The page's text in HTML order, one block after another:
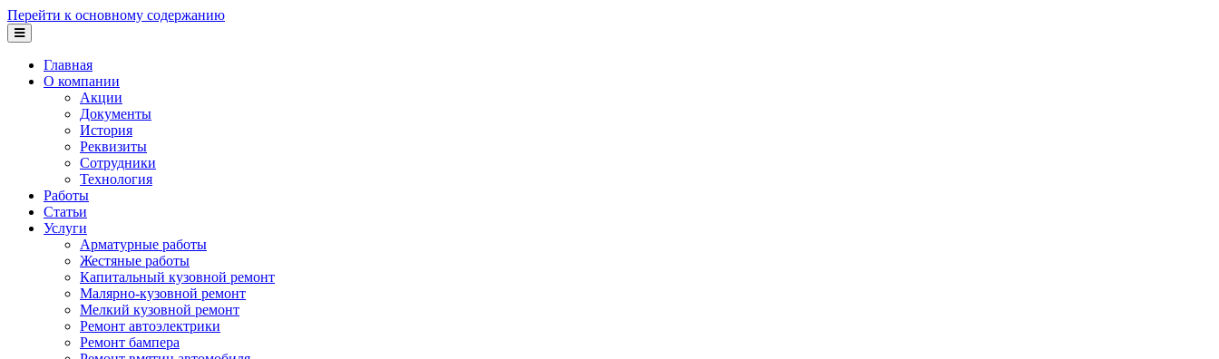
Перейти к основному содержанию
Главная
О компании
Акции
Документы
История
Реквизиты
Сотрудники
Технология
Работы
Статьи
Услуги
Арматурные работы
Жестяные работы
Капитальный кузовной ремонт
Малярно-кузовной ремонт
Мелкий кузовной ремонт
Ремонт автоэлектрики
Ремонт бампера